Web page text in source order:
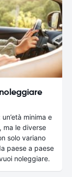
minima e
ma le diverse
solo variano
paese a paese
noleggiare.